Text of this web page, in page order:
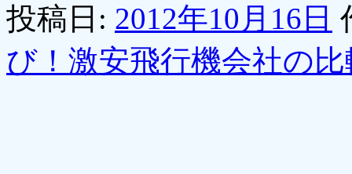
投稿日: 2012年10月16日
び！激安飛行機会社の